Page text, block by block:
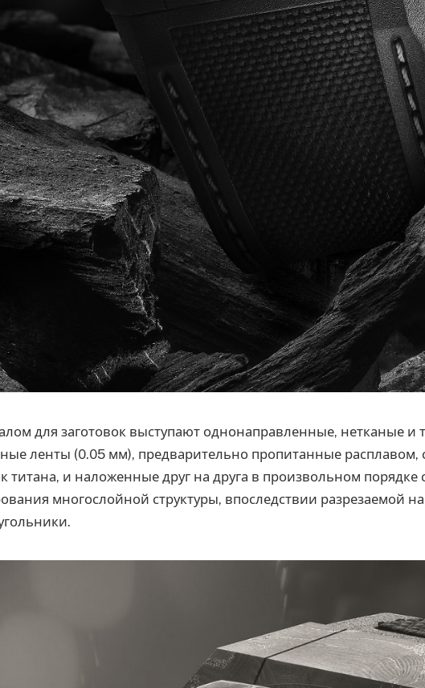
для заготовок выступают однонаправленные, нетканые и
ленты (0.05 мм), предварительно пропитанные
титана, и наложенные друг на друга в произвольном порядке
многослойной структуры, впоследствии разрезаемой на